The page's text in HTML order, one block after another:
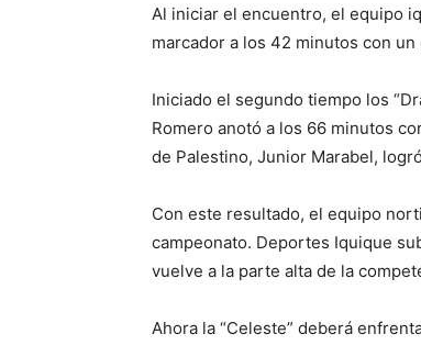
Al iniciar el encuentro, el equipo
marcador a los 42 minutos con
Iniciado el segundo tiempo los
Romero anotó a los 66 minutos
de Palestino, Junior Marabel,
Con este resultado, el equipo
campeonato. Deportes Iquique
vuelve a la parte alta de la
Ahora la “Celeste” deberá